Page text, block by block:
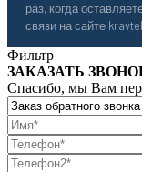
раз, когда
связи на сайте
Фильтр
ЗАКАЗАТЬ
Спасибо, мы Вам